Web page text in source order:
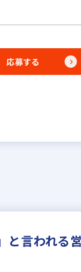
応募する
と言われる